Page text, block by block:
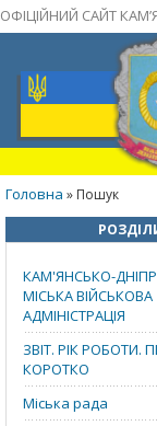
ОФІЦІЙНИЙ САЙТ
Головна » Пошук
КАМ'ЯНСЬКО-
МІСЬКА ВІЙСЬКОВА
АДМІНІСТРАЦІЯ
ЗВІТ. РІК РОБОТИ.
КОРОТКО
Міська рада